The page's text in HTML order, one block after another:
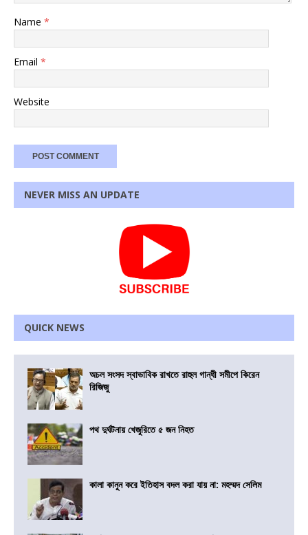
Name *
Email *
Website
NEVER MISS AN UPDATE
QUICK NEWS
অচল সংসদ স্বাভাবিক রাখতে রাহুল গান্ধী সমীপে কিরেন
রিজিজু
পথ দুর্ঘটনায় খেজুরিতে ৫ জন নিহত
কালা কানুন করে ইতিহাস বদল করা যায় না: মহম্মদ সেলিম